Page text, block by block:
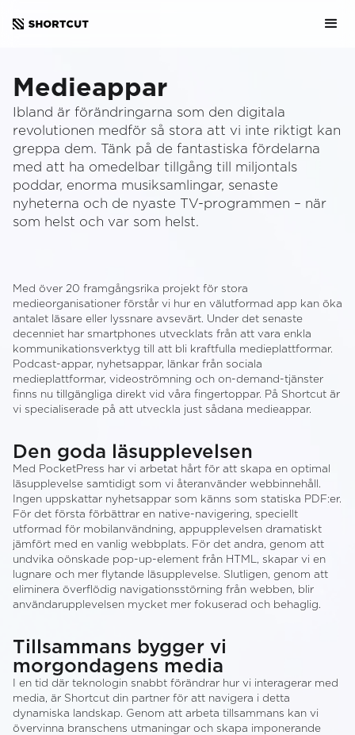
Medieappar
Ibland är förändringarna som den digitala
revolutionen medför så stora att vi inte riktigt kan
greppa dem. Tänk på de fantastiska fördelarna
med att ha omedelbar tillgång till miljontals
poddar, enorma musiksamlingar, senaste
nyheterna och de nyaste TV-programmen – när
som helst och var som helst.
Med över 20 framgångsrika projekt för stora
medieorganisationer förstår vi hur en välutformad app kan öka
antalet läsare eller lyssnare avsevärt. Under det senaste
decenniet har smartphones utvecklats från att vara enkla
kommunikationsverktyg till att bli kraftfulla medieplattformar.
Podcast-appar, nyhetsappar, länkar från sociala
medieplattformar, videoströmning och on-demand-tjänster
finns nu tillgängliga direkt vid våra fingertoppar. På Shortcut är
vi specialiserade på att utveckla just sådana medieappar.
Den goda läsupplevelsen
Med PocketPress har vi arbetat hårt för att skapa en optimal
läsupplevelse samtidigt som vi återanvänder webbinnehåll.
Ingen uppskattar nyhetsappar som känns som statiska PDF:er.
För det första förbättrar en native-navigering, speciellt
utformad för mobilanvändning, appupplevelsen dramatiskt
jämfört med en vanlig webbplats. För det andra, genom att
undvika oönskade pop-up-element från HTML, skapar vi en
lugnare och mer flytande läsupplevelse. Slutligen, genom att
eliminera överflödig navigationsstörning från webben, blir
användarupplevelsen mycket mer fokuserad och behaglig.
Tillsammans bygger vi
morgondagens media
I en tid där teknologin snabbt förändrar hur vi interagerar med
media, är Shortcut din partner för att navigera i detta
dynamiska landskap. Genom att arbeta tillsammans kan vi
övervinna branschens utmaningar och skapa imponerande